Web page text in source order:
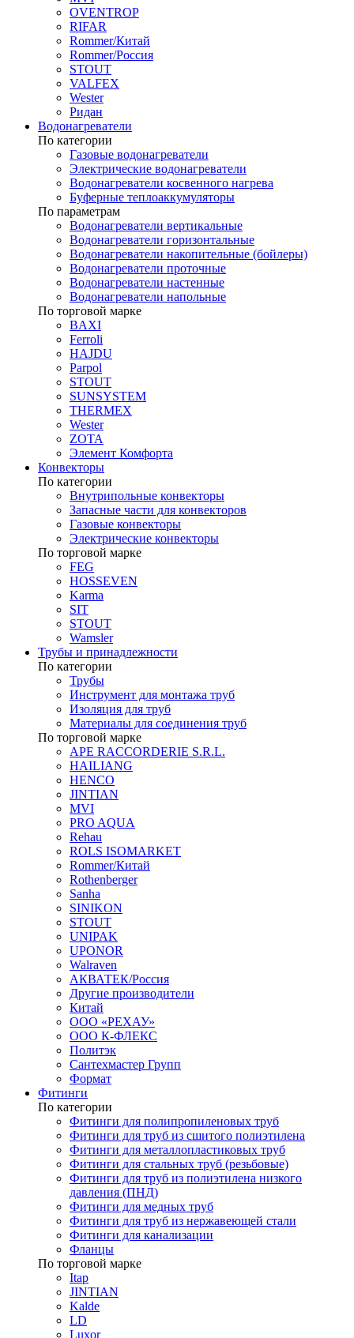
OVENTROP
RIFAR​
Rommer/Китай
Rommer/Россия
STOUT
VALFEX
Wester
Ридан
Водонагреватели
По категории
Газовые водонагреватели
Электрические водонагреватели
Водонагреватели косвенного нагрева
Буферные теплоаккумуляторы
По параметрам
Водонагреватели вертикальные
Водонагреватели горизонтальные
Водонагреватели накопительные (бойлеры)
Водонагреватели проточные
Водонагреватели настенные
Водонагреватели напольные
По торговой марке
BAXI
Ferroli
HAJDU
Parpol
STOUT
SUNSYSTEM
THERMEX
Wester
ZOTA
Элемент Комфорта
Конвекторы
По категории
Внутрипольные конвекторы
Запасные части для конвекторов
Газовые конвекторы
Электрические конвекторы
По торговой марке
FEG
HOSSEVEN
Karma
SIT
STOUT
Wamsler
Трубы и принадлежности
По категории
Трубы
Инструмент для монтажа труб
Изоляция для труб
Материалы для соединения труб
По торговой марке
APE RACCORDERIE S.R.L.
HAILIANG
HENCO
JINTIAN
MVI
PRO AQUA
Rehau
ROLS ISOMARKET
Rommer/Китай
Rothenberger
Sanha
SINIKON
STOUT
UNIPAK
UPONOR
Walraven
АКВАТЕК/Россия
Другие производители
Китай
ООО «РЕХАУ»
ООО К-ФЛЕКС
Политэк
Сантехмастер Групп
Формат
Фитинги
По категории
Фитинги для полипропиленовых труб
Фитинги для труб из сшитого полиэтилена
Фитинги для металлопластиковых труб
Фитинги для стальных труб (резьбовые)
Фитинги для труб из полиэтилена низкого
давления (ПНД)
Фитинги для медных труб
Фитинги для труб из нержавеющей стали
Фитинги для канализации
Фланцы
По торговой марке
Itap
JINTIAN
Kalde
LD
Luxor